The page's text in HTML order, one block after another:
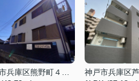
神戸市兵庫区熊野町４丁目